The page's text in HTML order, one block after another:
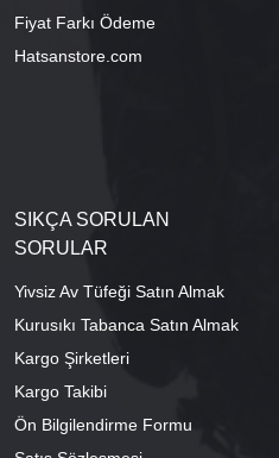
Fiyat Farkı Ödeme
Hatsanstore.com
SIKÇA SORULAN
SORULAR
Yivsiz Av Tüfeği Satın Almak
Kurusıkı Tabanca Satın Almak
Kargo Şirketleri
Kargo Takibi
Ön Bilgilendirme Formu